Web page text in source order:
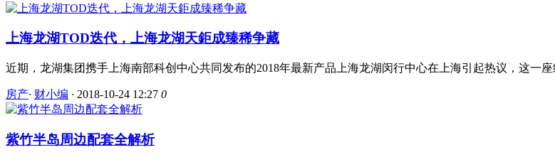
上海龙湖TOD迭代，上海龙湖天鉅成臻稀争藏
近期，龙湖集团携手上海南部科创中心共同发布的2018年最新产品上海龙湖闵行中心在上海引起热议，这一
房产· 财小编 · 2018-10-24 12:27 0
紫竹半岛周边配套全解析